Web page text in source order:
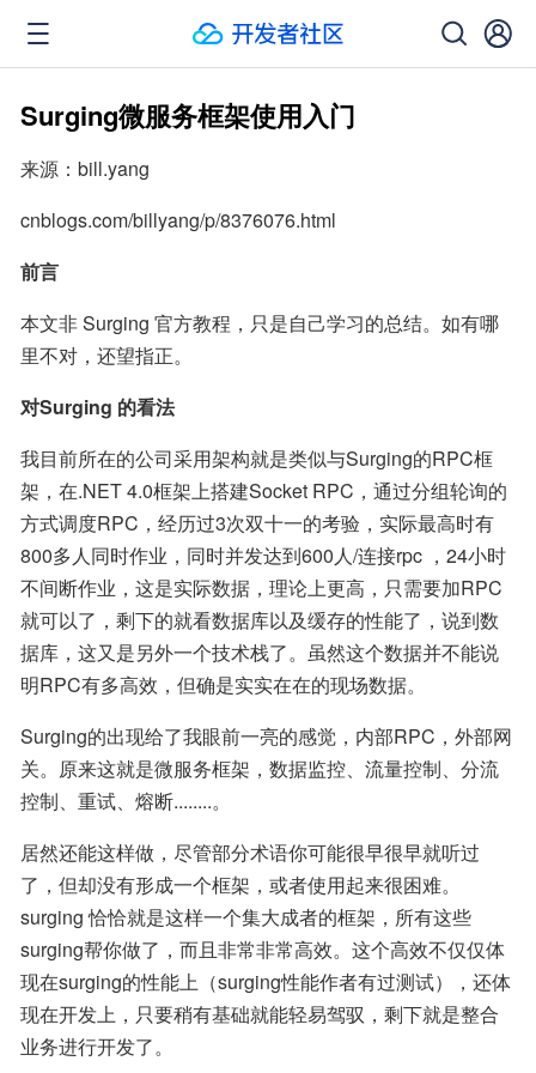
Surging微服务框架使用入门
来源：bill.yang
cnblogs.com/billyang/p/8376076.html
前言
本文非 Surging 官方教程，只是自己学习的总结。如有哪
里不对，还望指正。
对Surging 的看法
我目前所在的公司采用架构就是类似与Surging的RPC框
架，在.NET 4.0框架上搭建Socket RPC，通过分组轮询的
方式调度RPC，经历过3次双十一的考验，实际最高时有
800多人同时作业，同时并发达到600人/连接rpc ，24小时
不间断作业，这是实际数据，理论上更高，只需要加RPC
就可以了，剩下的就看数据库以及缓存的性能了，说到数
据库，这又是另外一个技术栈了。虽然这个数据并不能说
明RPC有多高效，但确是实实在在的现场数据。
Surging的出现给了我眼前一亮的感觉，内部RPC，外部网
关。原来这就是微服务框架，数据监控、流量控制、分流
控制、重试、熔断........。
居然还能这样做，尽管部分术语你可能很早很早就听过
了，但却没有形成一个框架，或者使用起来很困难。
surging 恰恰就是这样一个集大成者的框架，所有这些
surging帮你做了，而且非常非常高效。这个高效不仅仅体
现在surging的性能上（surging性能作者有过测试），还体
现在开发上，只要稍有基础就能轻易驾驭，剩下就是整合
业务进行开发了。